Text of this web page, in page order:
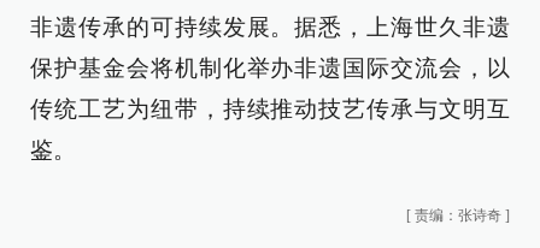
非遗传承的可持续发展。据悉，上海世久非遗
保护基金会将机制化举办非遗国际交流会，以
传统工艺为纽带，持续推动技艺传承与文明互
鉴。
[ 责编：张诗奇 ]